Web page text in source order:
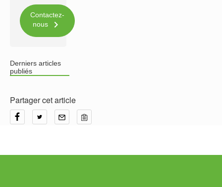
Contactez-
nous

Derniers articles
publiés
Partager cet article